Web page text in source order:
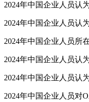
2024年中国企业人员认
2024年中国企业人员认
2024年中国企业人员所
2024年中国企业人员认
2024年中国企业人员认
2024年中国企业人员对